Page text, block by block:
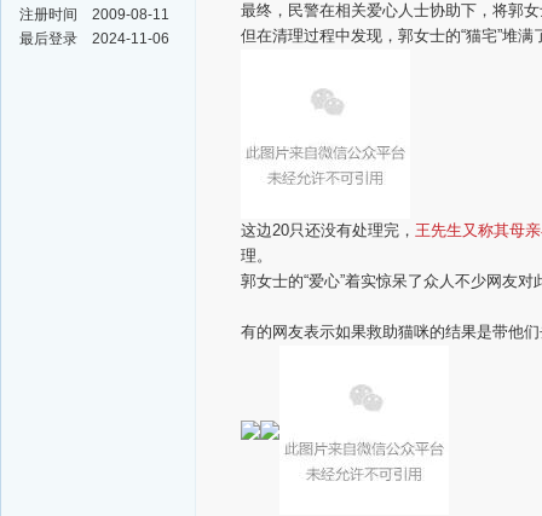
注册时间
2009-08-11
最后登录
2024-11-06
最终，民警在相关爱心人士协助下，将郭
但在清理过程中发现，郭女士的“猫宅”堆满
这边20只还没有处理完， 王先生又称其母
理。
郭女士的“爱心”着实惊呆了众人不少网友对
有的网友表示如果救助猫咪的结果是带他